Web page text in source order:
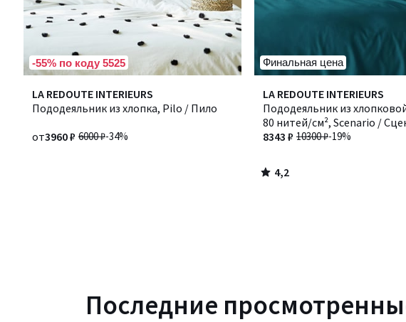
-55% по коду 5525
LA REDOUTE INTERIEURS
Пододеяльник из хлопка, Pilo / Пило
6000 ₽-34%
от3960 ₽
Финальная цена
LA REDOUTE INTERIEURS
Пододеяльник из
80 нитей/см², Scenario /
10300 ₽-19%
8343 ₽
4,2
/ 5
4,2
/
Последние